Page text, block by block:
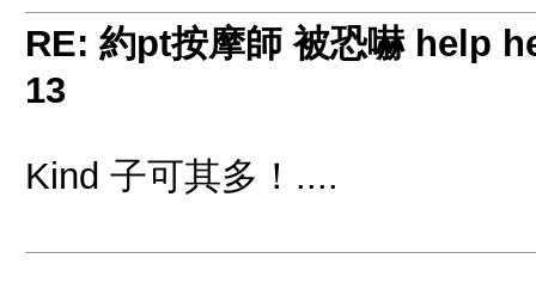
RE: 約pt按摩師 被恐嚇 help
13
Kind 子可其多！....